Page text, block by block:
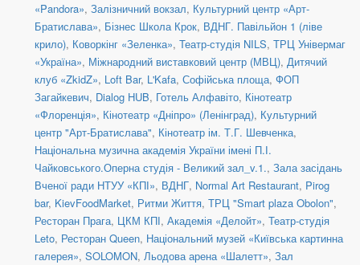
«Pandora», Залізничний вокзал, Культурний центр «Арт-
Братислава», Бізнес Школа Крок, ВДНГ. Павільйон 1 (ліве
крило), Коворкінг «Зеленка», Театр-студія NILS, ТРЦ Універмаг
«Україна», Міжнародний виставковий центр (МВЦ), Дитячий
клуб «ZkidZ», Loft Bar, L'Kafa, Софійська площа, ФОП
Загайкевич, Dialog HUB, Готель Алфавіто, Кінотеатр
«Флоренція», Кінотеатр «Дніпро» (Ленінград), Культурний
центр "Арт-Братислава", Кінотеатр ім. Т.Г. Шевченка,
Національна музична академія України імені П.І.
Чайковського.Оперна студія - Великий зал_v.1., Зала засідань
Вченої ради НТУУ «КПІ», ВДНГ, Normal Art Restaurant, Pirog
bar, KievFoodMarket, Ритми Життя, ТРЦ "Smart plaza Obolon",
Ресторан Прага, ЦКМ КПІ, Академія «Делойт», Театр-студія
Leto, Ресторан Queen, Національний музей «Київська картинна
галерея», SOLOMON, Льодова арена «Шалетт», Зал